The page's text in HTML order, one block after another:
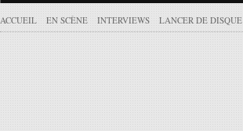
ACCUEIL EN SCÈNE INTERVIEWS LANCER DE DISQUE